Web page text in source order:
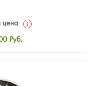
цена
Руб.